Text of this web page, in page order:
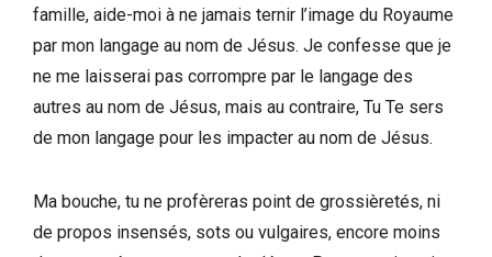
famille, aide-moi à ne jamais ternir l’image du Royaume
par mon langage au nom de Jésus. Je confesse que je
ne me laisserai pas corrompre par le langage des
autres au nom de Jésus, mais au contraire, Tu Te sers
de mon langage pour les impacter au nom de Jésus.
Ma bouche, tu ne profèreras point de grossièretés, ni
de propos insensés, sots ou vulgaires, encore moins